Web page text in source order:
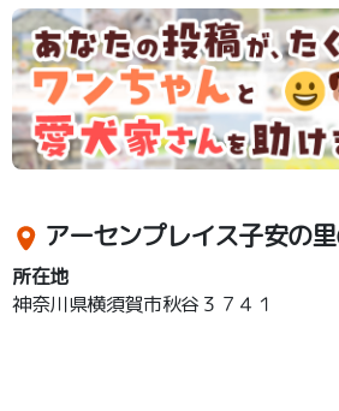
アーセンプレイス子安の
所在地
神奈川県横須賀市秋谷３７４１